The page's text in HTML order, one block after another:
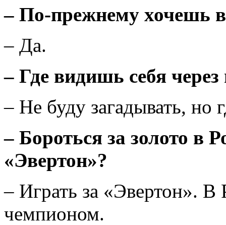
– По-прежнему хочешь
– Да.
– Где видишь себя через
– Не буду загадывать, но
– Бороться за золото в
«Эвертон»?
– Играть за «Эвертон». В
чемпионом.